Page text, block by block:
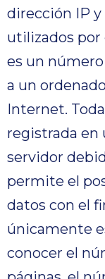
dirección IP
utilizados por
es un
a un
Internet.
registrada en
servidor
permite el
datos con el
únicamente
conocer el